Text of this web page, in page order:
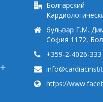
Болгарский
бульвар Г.М.
София 1172,
+359-2-4026-333
https://